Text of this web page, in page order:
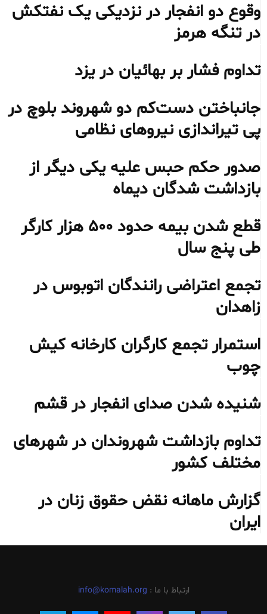
وقوع دو انفجار در نزدیکی یک نفتکش
در تنگه هرمز
تداوم فشار بر بهائیان در یزد
جانباختن دست‌کم دو شهروند بلوچ در
پی تیراندازی نیروهای نظامی
صدور حکم حبس علیه یکی دیگر از
بازداشت شدگان دیماه
قطع شدن بیمه حدود ۵۰۰ هزار کارگر
طی پنج سال
تجمع اعتراضی رانندگان اتوبوس در
زاهدان
استمرار تجمع کارگران کارخانه کیش
چوب
شنیده شدن صدای انفجار در قشم
تداوم بازداشت شهروندان در شهرهای
مختلف کشور
گزارش ماهانه نقض حقوق زنان در
ایران
ارتباط با ما : info@komalah.org